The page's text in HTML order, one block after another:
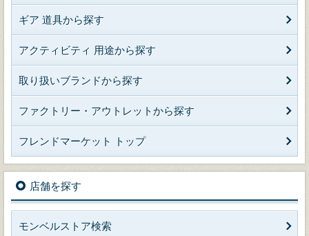
ギア 道具から探す
アクティビティ 用途から探す
取り扱いブランドから探す
ファクトリー・アウトレットから探す
フレンドマーケット トップ
店舗を探す
モンベルストア検索